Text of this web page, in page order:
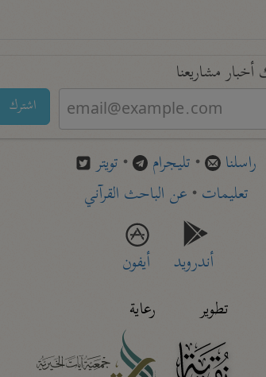
مشاريعنا
اشترك
راسلنا • تليجرام • تويتر
تعليمات• عن الباحث القرآني
أندرويد
أيفون
تطوير
رعاية